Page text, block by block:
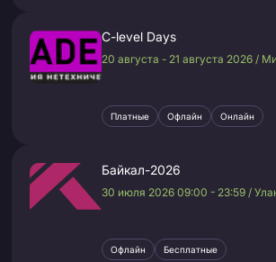
C-level Days
20 августа - 21 августа 2026 /
Платные Офлайн Онлайн
Байкал-2026
30 июля 2026 09:00 - 23:59 /
Офлайн Бесплатные